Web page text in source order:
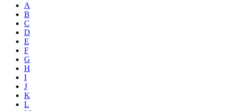
A
B
C
D
E
F
G
H
I
J
K
L